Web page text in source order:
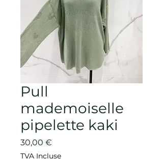
Pull
mademoiselle
pipelette kaki
30,00 €
TVA Incluse